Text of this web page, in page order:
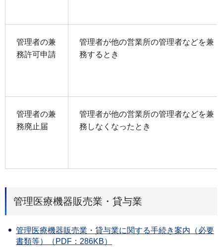
管理者の兼
務許可申請
管理者が他の営業所の管理者などを兼
務するとき
管理者の兼
務廃止届
管理者が他の営業所の管理者などを兼
務しなくなったとき
管理医療機器販売業・貸与業
管理医療機器販売業・貸与業に関する手続き案内（必要
書類等）（PDF：286KB）